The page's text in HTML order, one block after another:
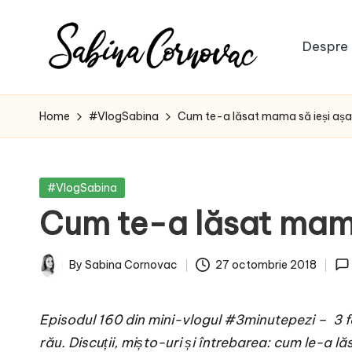
S
a
i
n
a
o
creator
de
de
16
ani
Home #VlogSabina Cum te-a lăsat mama să ieși
Posted
#VlogSabina
Cum te-a lăsat
Posted
By Sabina Cornovac 27 octombrie 2018
Episodul 160 din mini-vlogul #3minutepezi – 3
rău. Discuții, mișto-uri și întrebarea: cum le-a